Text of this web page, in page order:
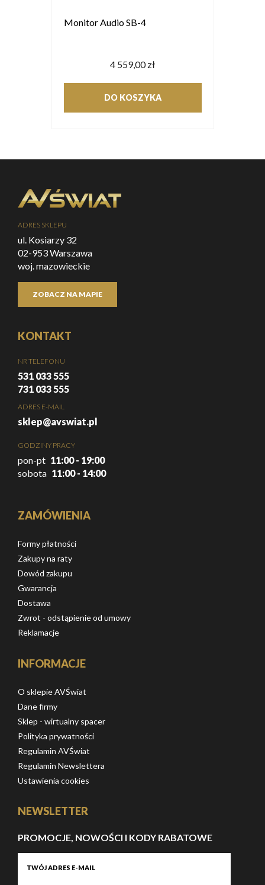
Monitor Audio SB-4
4 559,00 zł
DO KOSZYKA
ADRES SKLEPU
ul. Kosiarzy 32
02-953 Warszawa
woj. mazowieckie
ZOBACZ NA MAPIE
KONTAKT
NR TELEFONU
531 033 555
731 033 555
ADRES E-MAIL
sklep@avswiat.pl
GODZINY PRACY
pon-pt 11:00 - 19:00
sobota 11:00 - 14:00
ZAMÓWIENIA
Formy płatności
Zakupy na raty
Dowód zakupu
Gwarancja
Dostawa
Zwrot - odstąpienie od umowy
Reklamacje
INFORMACJE
O sklepie AVŚwiat
Dane firmy
Sklep - wirtualny spacer
Polityka prywatności
Regulamin AVŚwiat
Regulamin Newslettera
Ustawienia cookies
NEWSLETTER
PROMOCJE, NOWOŚCI I KODY RABATOWE